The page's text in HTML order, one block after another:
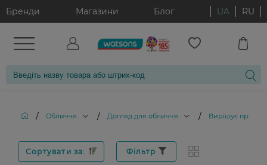
Бренди Магазини Блог UA RU
/ Обличчя / Догляд для обличчя / Вирішує
Сортувати за: Фільтр